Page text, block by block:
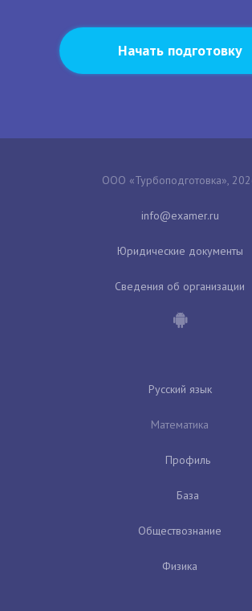
Начать подготовку
ООО «Турбоподготовка»,
Юридические документы
Сведения об организации
Русский язык
Математика
Профиль
База
Обществознание
Физика